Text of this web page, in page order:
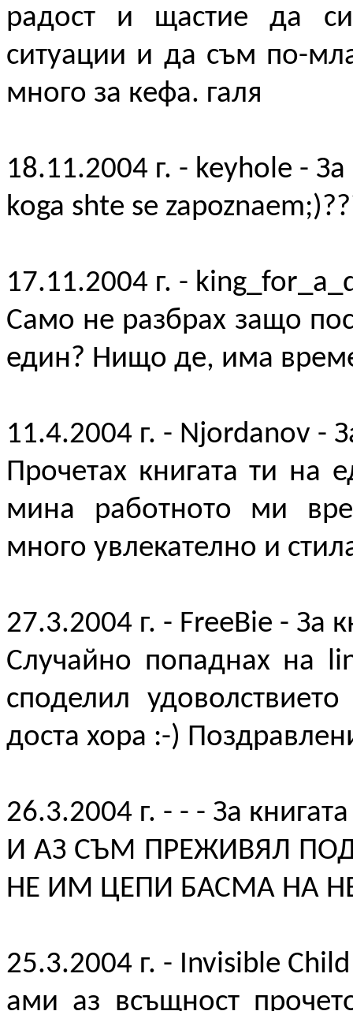
радост и щастие да
ситуации и да съм по-
много за кефа. галя
18.11.2004 г. - keyhole - За
koga shte se
17.11.2004 г. -
Само не разбрах защо
един? Нищо де, има
11.4.2004 г. - Njordanov -
Прочетах книгата ти на
мина работното ми
много увлекателно и
27.3.2004 г. - FreeBie - За
Случайно попаднах на
споделил
доста хора :-)
26.3.2004 г. - - - За книгата
И АЗ СЪМ ПРЕЖИВЯЛ
НЕ ИМ ЦЕПИ БАСМА НА
25.3.2004 г. - Invisible
ами аз всъщност